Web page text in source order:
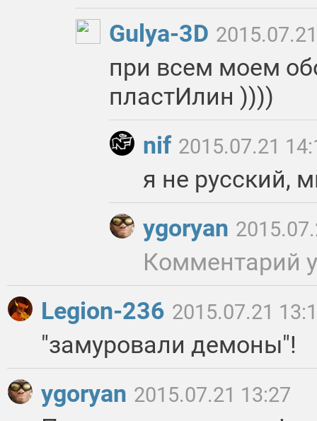
Gulya-3D
при всем моем
пластИлин ))))
nif 2015.07.21
я не русский,
ygoryan
Комментарий
Legion-236 2015.07.21
"замуровали демоны"!
ygoryan 2015.07.21 13:27